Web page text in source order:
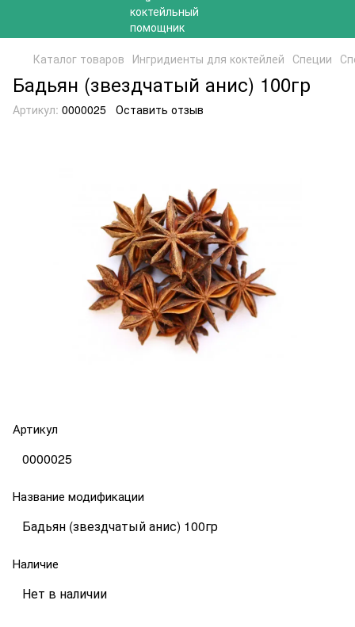
Каталог товаров Ингридиенты для коктейлей Специи
Бадьян (звездчатый анис) 100гр
Артикул: 0000025 Оставить отзыв
Артикул
0000025
Название модификации
Бадьян (звездчатый анис) 100гр
Наличие
Нет в наличии